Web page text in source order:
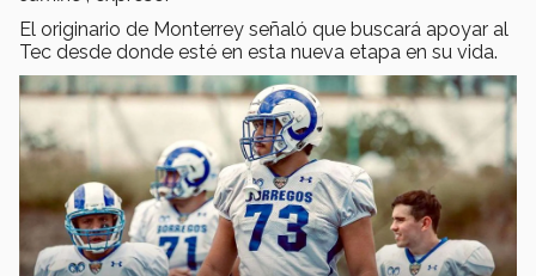
El originario de Monterrey señaló que buscará apoyar al
Tec desde donde esté en esta nueva etapa en su vida.